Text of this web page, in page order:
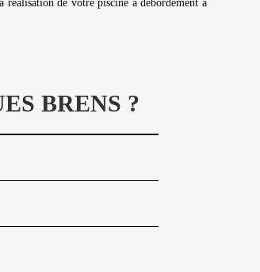
réalisation de votre piscine à débordement à
BRENS ?